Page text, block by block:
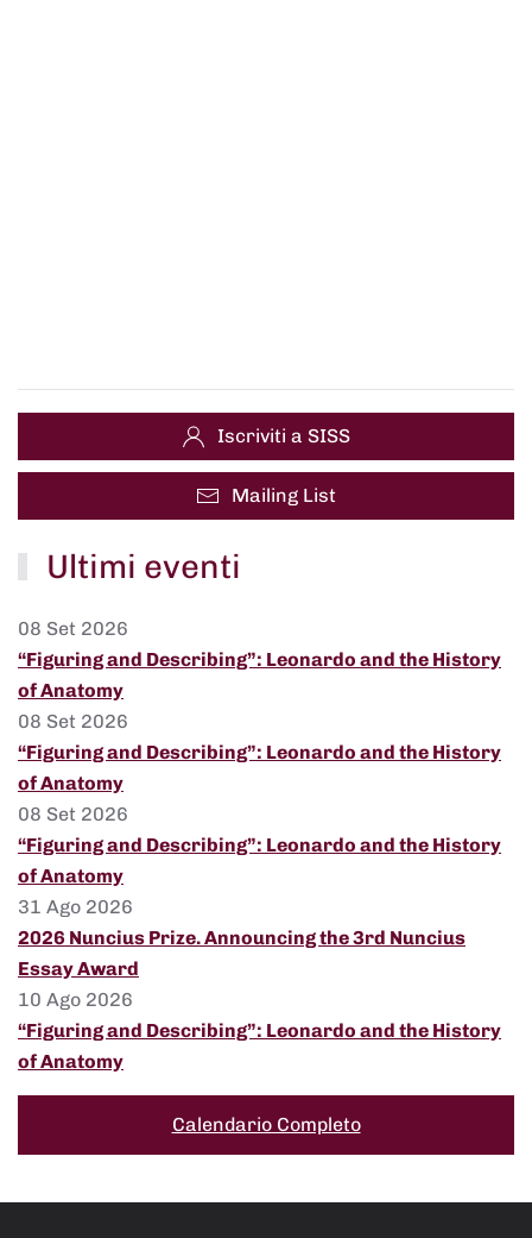
Iscriviti a SISS
Mailing List
Ultimi eventi
08 Set 2026
“Figuring and Describing”: Leonardo and the History
of Anatomy
08 Set 2026
“Figuring and Describing”: Leonardo and the History
of Anatomy
08 Set 2026
“Figuring and Describing”: Leonardo and the History
of Anatomy
31 Ago 2026
2026 Nuncius Prize. Announcing the 3rd Nuncius
Essay Award
10 Ago 2026
“Figuring and Describing”: Leonardo and the History
of Anatomy
Calendario Completo